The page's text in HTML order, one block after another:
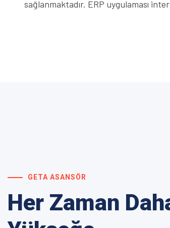
sağlanmaktadır. ERP uygulaması
GETA ASANSÖR
Her Zaman